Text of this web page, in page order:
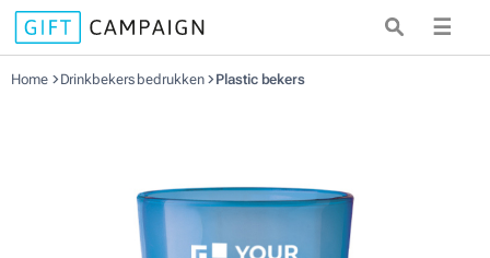
☰
Home Drinkbekers bedrukken Plastic bekers